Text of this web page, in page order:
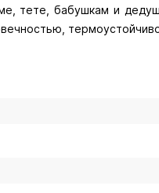
тете, бабушкам и